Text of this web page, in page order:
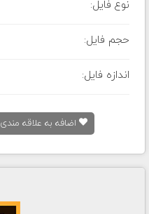
نوع فایل:
حجم فایل:
اندازه فایل:
اضافه به علاقه مندی